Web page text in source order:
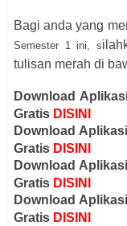
Bagi anda yang
Semester 1 ini, s
tulisan merah di
Download
Gratis DISINI
Download
Gratis DISINI
Download
Gratis DISINI
Download
Gratis DISINI